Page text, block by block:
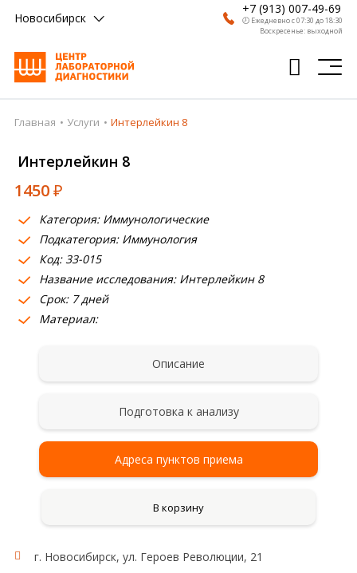
Новосибирск
+7 (913) 007-49-69
🕗 Ежедневно с 07:30 до 18:30
Воскресенье: выходной
Главная
Анализы
Врачи
Получить результат
Пациентам
О компании
Где сдать
Главная Услуги Интерлейкин 8
Интерлейкин 8
1450₽
Категория: Иммунологические
Подкатегория: Иммунология
Код: 33-015
Название исследования: Интерлейкин 8
Срок: 7 дней
Материал:
Описание
Подготовка к анализу
Адреса пунктов приема
В корзину
г. Новосибирск, ул. Героев Революции, 21